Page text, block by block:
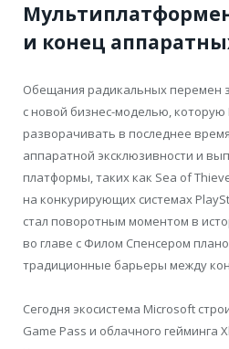
и конец
Обещания радикальных перемен
с новой бизнес-моделью,
разворачивать в последнее
аппаратной эксклюзивности и
платформы, таких как Sea of
на конкурирующих системах
стал поворотным моментом в
во главе с Филом Спенсером
традиционные барьеры между
Сегодня экосистема Microsoft
Game Pass и облачного гейминга